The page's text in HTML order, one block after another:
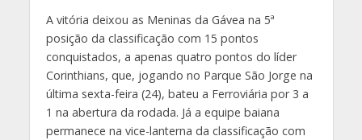
A vitória deixou as Meninas da Gávea na 5ª
posição da classificação com 15 pontos
conquistados, a apenas quatro pontos do líder
Corinthians, que, jogando no Parque São Jorge na
última sexta-feira (24), bateu a Ferroviária por 3 a
1 na abertura da rodada. Já a equipe baiana
permanece na vice-lanterna da classificação com